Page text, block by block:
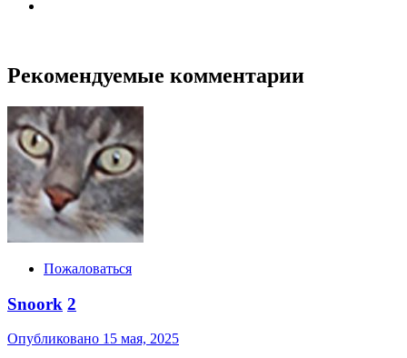
Рекомендуемые комментарии
Пожаловаться
Snoork 2
Опубликовано 15 мая, 2025